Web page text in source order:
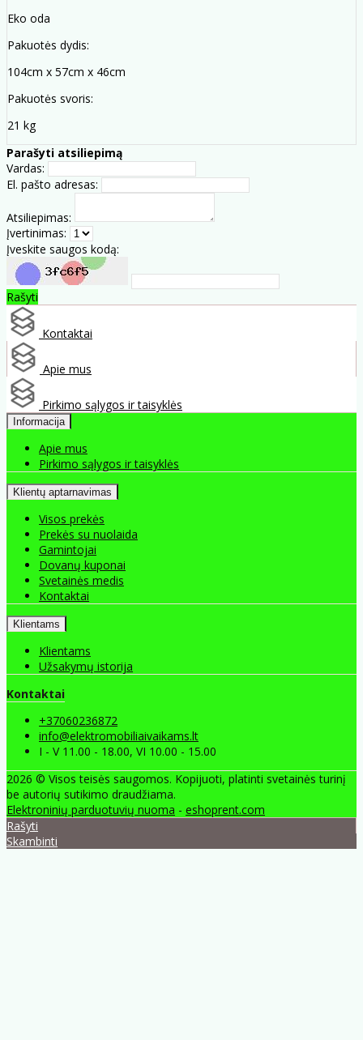
Eko oda
Pakuotės dydis:
104cm x 57cm x 46cm
Pakuotės svoris:
21 kg
Parašyti atsiliepimą
Vardas:
El. pašto adresas:
Atsiliepimas:
Įvertinimas:
Įveskite saugos kodą:
Rašyti
Kontaktai
Apie mus
Pirkimo sąlygos ir taisyklės
Informacija
Apie mus
Pirkimo sąlygos ir taisyklės
Klientų aptarnavimas
Visos prekės
Prekės su nuolaida
Gamintojai
Dovanų kuponai
Svetainės medis
Kontaktai
Klientams
Klientams
Užsakymų istorija
Kontaktai
+37060236872
info@elektromobiliaivaikams.lt
I - V 11.00 - 18.00, VI 10.00 - 15.00
2026 © Visos teisės saugomos. Kopijuoti, platinti svetainės turinį
be autorių sutikimo draudžiama.
Elektroninių parduotuvių nuoma - eshoprent.com
Rašyti
Skambinti